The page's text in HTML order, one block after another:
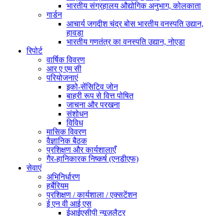
भारतीय संग्रहालय औद्योगिक अनुभाग, कोलकाता
गार्डन
आचार्य जगदीश चंद्र बोस भारतीय वनस्पति उद्यान,
हावड़ा
भारतीय गणतंत्र का वनस्पति उद्यान, नोएडा
रिपोर्ट
वार्षिक विवरण
आर ए एम सी
परियोजनाएं
इको-सेंसिटिव जोन
बाहरी रूप से वित्त पोषित
जाचना और परखना
संशोधन
विविध
मासिक विवरण
वैज्ञानिक बैठक
प्रशिक्षण और कार्यशालाएँ
गैर-हानिकारक निष्कर्ष (एनडीएफ)
सेवाएं
अभिनिर्धारण
हर्बेरियम
प्रशिक्षण / कार्यशाला / एक्सटेंशन
ई एन वी आई एस
ईआईएसीपी न्यूज़लैटर